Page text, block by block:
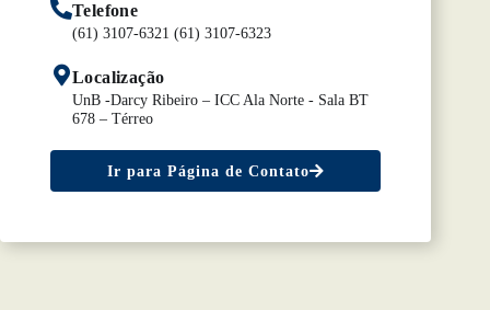
Telefone
(61) 3107-6321 (61) 3107-6323
Localização
UnB -Darcy Ribeiro – ICC Ala Norte - Sala BT
678 – Térreo
Ir para Página de Contato